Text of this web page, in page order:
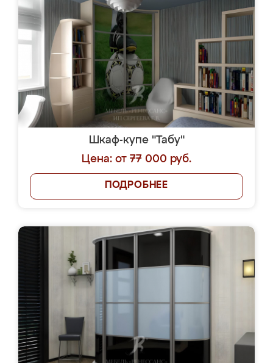
Шкаф-купе "Табу"
Цена: от 77 000 руб.
ПОДРОБНЕЕ